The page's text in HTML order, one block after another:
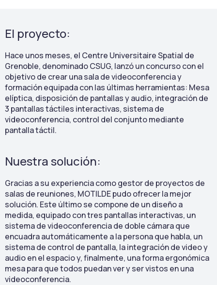
El proyecto:
Hace unos meses, el Centre Universitaire Spatial de
Grenoble, denominado CSUG, lanzó un concurso con el
objetivo de crear una sala de videoconferencia y
formación equipada con las últimas herramientas: Mesa
elíptica, disposición de pantallas y audio, integración de
3 pantallas táctiles interactivas, sistema de
videoconferencia, control del conjunto mediante
pantalla táctil.
Nuestra solución:
Gracias a su experiencia como gestor de proyectos de
salas de reuniones, MOTILDE pudo ofrecer la mejor
solución. Este último se compone de un diseño a
medida, equipado con tres pantallas interactivas, un
sistema de videoconferencia de doble cámara que
encuadra automáticamente a la persona que habla, un
sistema de control de pantalla, la integración de video y
audio en el espacio y, finalmente, una forma ergonómica
mesa para que todos puedan ver y ser vistos en una
videoconferencia.